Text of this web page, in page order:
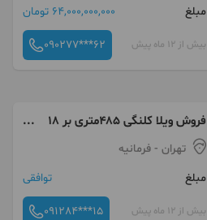
مبلغ
64,000,000,000 تومان
بیش از 12 ماه پیش 090277***62
فروش ویلا کلنگی ۴۸۵متری بر ۱۸
فرمانیهتهران - فرمانیه
مبلغ
توافقی
بیش از 12 ماه پیش 091284***15